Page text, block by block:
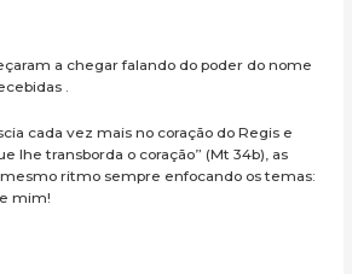
a chegar falando do poder do nome
.
cada vez mais no coração do Regis e
lhe transborda o coração” (Mt 34b), as
ritmo sempre enfocando os temas:
mim!